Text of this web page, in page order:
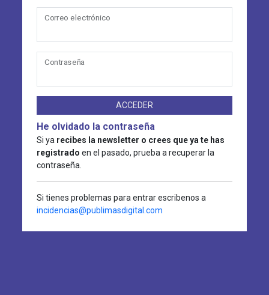
Correo electrónico
Contraseña
ACCEDER
He olvidado la contraseña
Si ya recibes la newsletter o crees que ya te has
registrado en el pasado, prueba a recuperar la
contraseña.
Si tienes problemas para entrar escribenos a
incidencias@publimasdigital.com